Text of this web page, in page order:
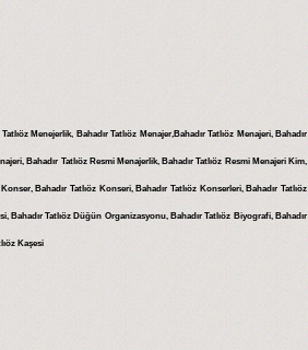
Menejerlik, Bahadır Tatlıöz Menajer,Bahadır Tatlıöz Menajeri, Bahadır
Bahadır Tatlıöz Resmi Menajerlik, Bahadır Tatlıöz Resmi Menajeri Kim,
Bahadır Tatlıöz Konseri, Bahadır Tatlıöz Konserleri, Bahadır Tatlıöz
Bahadır Tatlıöz Düğün Organizasyonu, Bahadır Tatlıöz Biyografi, Bahadır
Kaşesi